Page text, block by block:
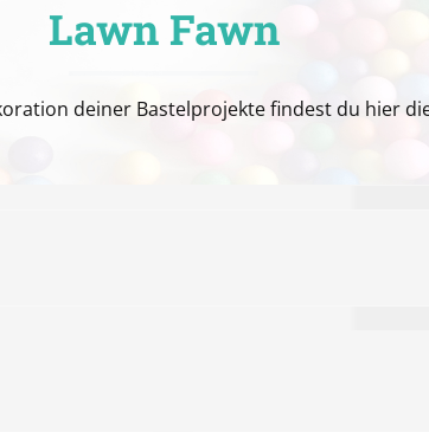
Lawn Fawn
deiner Bastelprojekte findest du hier